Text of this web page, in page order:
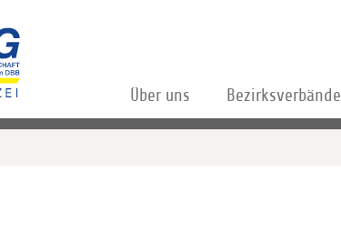
Über uns Bezirksverbände